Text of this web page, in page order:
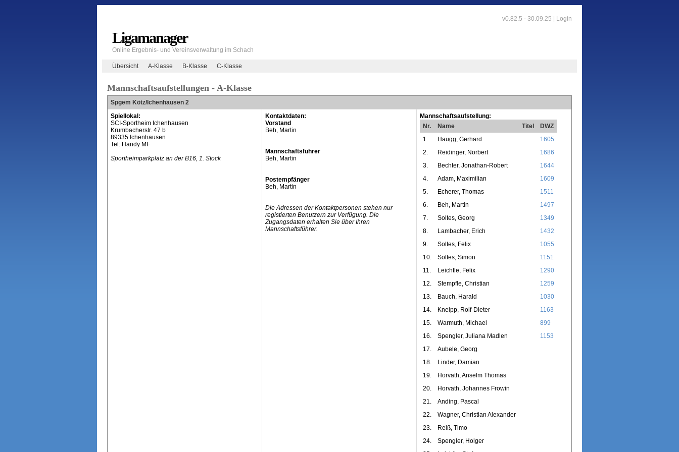
v0.82.5 - 30.09.25 | Login
Ligamanager
Online Ergebnis- und Vereinsverwaltung im Schach
Übersicht A-Klasse B-Klasse C-Klasse
Mannschaftsaufstellungen - A-Klasse
Spgem Kötz/Ichenhausen 2
Spiellokal:
SCI-Sportheim Ichenhausen
Krumbacherstr. 47 b
89335 Ichenhausen
Tel: Handy MF
Sportheimparkplatz an der B16, 1. Stock
Kontaktdaten:
Vorstand
Beh, Martin
Mannschaftsführer
Beh, Martin
Postempfänger
Beh, Martin
Die Adressen der Kontaktpersonen stehen nur
registierten Benutzern zur Verfügung. Die
Zugangsdaten erhalten Sie über Ihren
Mannschaftsführer.
Mannschaftsaufstellung:
Nr.
Name Titel
DWZ
1.
Haugg, Gerhard
1605
2.
Reidinger, Norbert
1686
3.
Bechter, Jonathan-Robert
1644
4.
Adam, Maximilian
1609
5.
Echerer, Thomas
1511
6.
Beh, Martin
1497
7.
Soltes, Georg
1349
8.
Lambacher, Erich
1432
9.
Soltes, Felix
1055
10.
Soltes, Simon
1151
11.
Leichtle, Felix
1290
12.
Stempfle, Christian
1259
13.
Bauch, Harald
1030
14.
Kneipp, Rolf-Dieter
1163
15.
Warmuth, Michael
899
16.
Spengler, Juliana Madlen
1153
17.
Aubele, Georg
18.
Linder, Damian
19.
Horvath, Anselm Thomas
20.
Horvath, Johannes Frowin
21.
Anding, Pascal
22.
Wagner, Christian Alexander
23.
Reiß, Timo
24.
Spengler, Holger